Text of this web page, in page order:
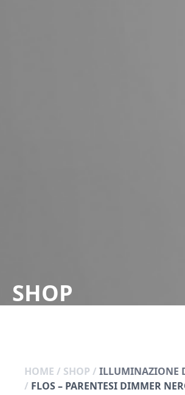
SHOP
HOME / SHOP / ILLUMINAZIONE
/ FLOS – PARENTESI DIMMER